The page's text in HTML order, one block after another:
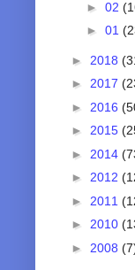
► 02
► 01
► 2018
► 2017
► 2016
► 2015
► 2014
► 2012
► 2011
► 2010
► 2008